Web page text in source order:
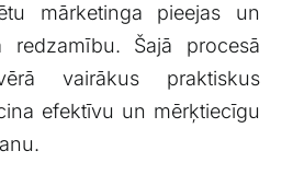
mārketinga pieejas un
redzamību. Šajā ⁣procesā
vairākus praktiskus
efektīvu un mērķtiecīgu